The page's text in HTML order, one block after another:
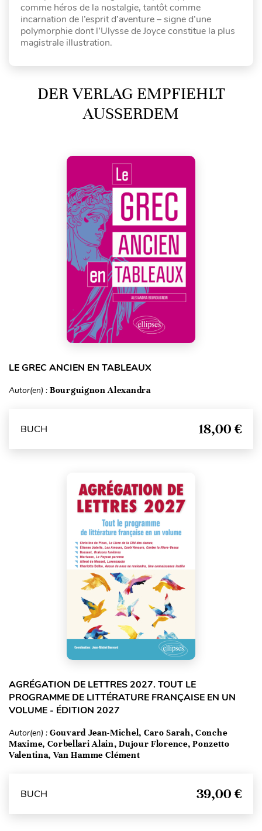
comme héros de la nostalgie, tantôt comme
incarnation de l’esprit d’aventure – signe d’une
polymorphie dont l’Ulysse de Joyce constitue la plus
magistrale illustration.
DER VERLAG EMPFIEHLT
AUSSERDEM
LE GREC ANCIEN EN TABLEAUX
Autor(en) : Bourguignon Alexandra
BUCH 18,00 €
AGRÉGATION DE LETTRES 2027. TOUT LE
PROGRAMME DE LITTÉRATURE FRANÇAISE EN UN
VOLUME - ÉDITION 2027
Autor(en) : Gouvard Jean-Michel, Caro Sarah, Conche
Maxime, Corbellari Alain, Dujour Florence, Ponzetto
Valentina, Van Hamme Clément
BUCH 39,00 €